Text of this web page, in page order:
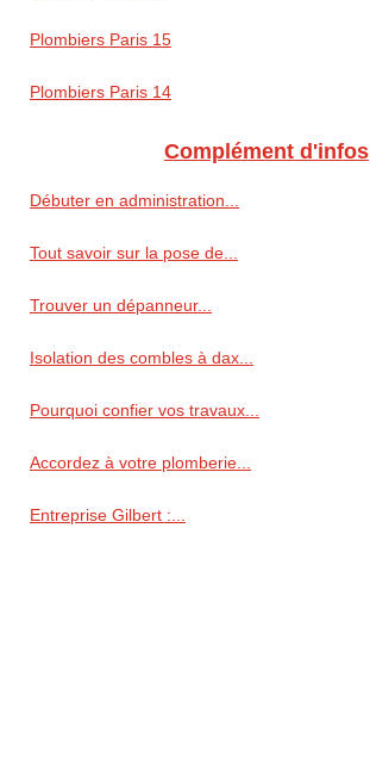
Plombiers Paris 15
Plombiers Paris 14
Complément d'infos
Débuter en administration...
Tout savoir sur la pose de...
Trouver un dépanneur...
Isolation des combles à dax...
Pourquoi confier vos travaux...
Accordez à votre plomberie...
Entreprise Gilbert :...